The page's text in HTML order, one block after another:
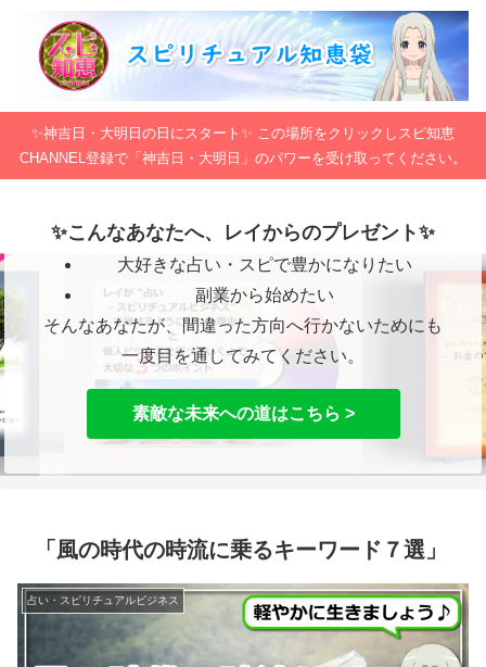
✨神吉日・大明日の日にスタート✨ この場所をクリックしスピ知恵
CHANNEL登録で「神吉日・大明日」のパワーを受け取ってください。
✨こんなあなたへ、レイからのプレゼント✨
大好きな占い・スピで豊かになりたい
副業から始めたい
そんなあなたが、間違った方向へ行かないためにも
一度目を通してみてください。
素敵な未来への道はこちら >
「風の時代の時流に乗るキーワード７選」
占い・スピリチュアルビジネス